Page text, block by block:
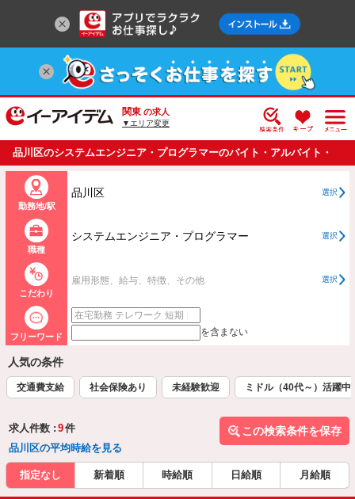
関東 の求人
▼エリア変更
品川区のシステムエンジニア・プログラマーのバイト・アルバイト・
パートの求人情報一覧
勤務地/駅
品川区 選択
職種
システムエンジニア・プログラマー 選択
こだわり
雇用形態、給与、特徴、その他 選択
フリーワード を含まない
人気の条件
交通費支給 社会保険あり 未経験歓迎 ミドル（40代～）活躍中
求人件数 : 9件
品川区の平均時給を見る
この検索条件を保存
指定なし 新着順 時給順 日給順 月給順